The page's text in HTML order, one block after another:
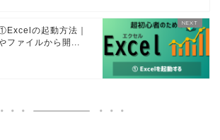
の起動方法｜
ファイルから開...